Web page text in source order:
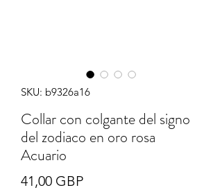
SKU: b9326a16
Collar con colgante del signo
del zodiaco en oro rosa
Acuario
41,00 GBPPrecio